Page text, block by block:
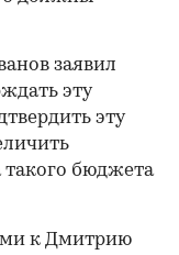
заявил
эту
эту
такого бюджета
к Дмитрию